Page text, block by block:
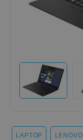
LAPTOP LENOVO